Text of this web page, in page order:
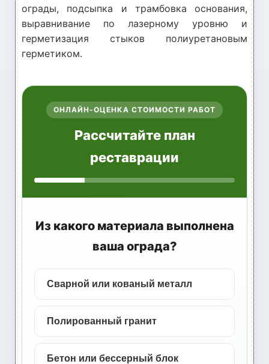
ограды, подсыпка и трамбовка основания,
выравнивание по лазерному уровню и
герметизация стыков полиуретановым
герметиком.
ОНЛАЙН-ОЦЕНКА СТОИМОСТИ РАБОТ
Рассчитайте план
реставрации
Из какого материала выполнена
ваша ограда?
Сварной или кованый металл
Полированный гранит
Бетон или бессерный блок